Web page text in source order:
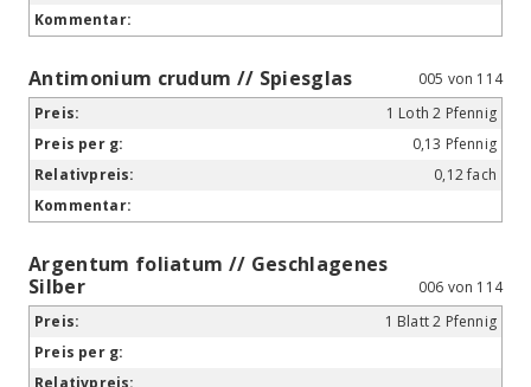
Antimonium crudum // Spiesglas
005 von 114
1 Loth 2 Pfennig
0,13 Pfennig
0,12 fach
Argentum foliatum // Geschlagenes
Silber
006 von 114
1 Blatt 2 Pfennig